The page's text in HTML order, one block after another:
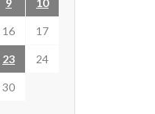
9 10
16 17
23 24
30